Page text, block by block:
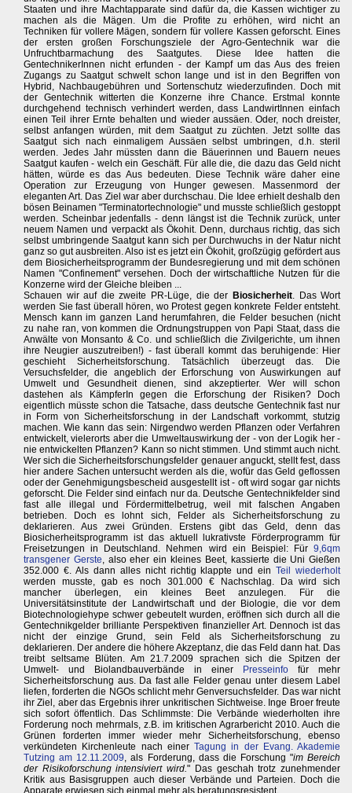
Staaten und ihre Machtapparate sind dafür da, die Kassen wichtiger zu
machen als die Mägen. Um die Profite zu erhöhen, wird nicht an
Techniken für vollere Mägen, sondern für vollere Kassen geforscht. Eines
der ersten großen Forschungsziele der Agro-Gentechnik war die
Unfruchtbarmachung des Saatgutes. Diese Idee hatten die
GentechnikerInnen nicht erfunden - der Kampf um das Aus des freien
Zugangs zu Saatgut schwelt schon lange und ist in den Begriffen von
Hybrid, Nachbaugebühren und Sortenschutz wiederzufinden. Doch mit
der Gentechnik witterten die Konzerne ihre Chance. Erstmal konnte
durchgehend technisch verhindert werden, dass LandwirtInnen einfach
einen Teil ihrer Ernte behalten und wieder aussäen. Oder, noch dreister,
selbst anfangen würden, mit dem Saatgut zu züchten. Jetzt sollte das
Saatgut sich nach einmaligem Aussäen selbst umbringen, d.h. steril
werden. Jedes Jahr müssten dann die Bäuerinnen und Bauern neues
Saatgut kaufen - welch ein Geschäft. Für alle die, die dazu das Geld nicht
hätten, würde es das Aus bedeuten. Diese Technik wäre daher eine
Operation zur Erzeugung von Hunger gewesen. Massenmord der
eleganten Art. Das Ziel war aber durchschau. Die Idee erhielt deshalb den
bösen Beinamen "Terminatortechnologie" und musste schließlich gestoppt
werden. Scheinbar jedenfalls - denn längst ist die Technik zurück, unter
neuem Namen und verpackt als Ökohit. Denn, durchaus richtig, das sich
selbst umbringende Saatgut kann sich per Durchwuchs in der Natur nicht
ganz so gut ausbreiten. Also ist es jetzt ein Ökohit, großzügig gefördert aus
dem Biosicherheitsprogramm der Bundesregierung und mit dem schönen
Namen "Confinement" versehen. Doch der wirtschaftliche Nutzen für die
Konzerne wird der Gleiche bleiben ...
Schauen wir auf die zweite PR-Lüge, die der Biosicherheit. Das Wort
werden Sie fast überall hören, wo Protest gegen konkrete Felder entsteht.
Mensch kann im ganzen Land herumfahren, die Felder besuchen (nicht
zu nahe ran, von kommen die Ordnungstruppen von Papi Staat, dass die
Anwälte von Monsanto & Co. und schließlich die Zivilgerichte, um ihnen
ihre Neugier auszutreiben!) - fast überall kommt das beruhigende: Hier
geschieht Sicherheitsforschung. Tatsächlich überzeugt das. Die
Versuchsfelder, die angeblich der Erforschung von Auswirkungen auf
Umwelt und Gesundheit dienen, sind akzeptierter. Wer will schon
dastehen als KämpferIn gegen die Erforschung der Risiken? Doch
eigentlich müsste schon die Tatsache, dass deutsche Gentechnik fast nur
in Form von Sicherheitsforschung in der Landschaft vorkommt, stutzig
machen. Wie kann das sein: Nirgendwo werden Pflanzen oder Verfahren
entwickelt, vielerorts aber die Umweltauswirkung der - von der Logik her -
nie entwickelten Pflanzen? Kann so nicht stimmen. Und stimmt auch nicht.
Wer sich die Sicherheitsforschungsfelder genauer anguckt, stellt fest, dass
hier andere Sachen untersucht werden als die, wofür das Geld geflossen
oder der Genehmigungsbescheid ausgestellt ist - oft wird sogar gar nichts
geforscht. Die Felder sind einfach nur da. Deutsche Gentechnikfelder sind
fast alle illegal und Fördermittelbetrug, weil mit falschen Angaben
betrieben. Doch es lohnt sich, Felder als Sicherheitsforschung zu
deklarieren. Aus zwei Gründen. Erstens gibt das Geld, denn das
Biosicherheitsprogramm ist das aktuell lukrativste Förderprogramm für
Freisetzungen in Deutschland. Nehmen wird ein Beispiel: Für9,6qm
transgener Gerste, also eher ein kleines Beet, kassierte die Uni Gießen
352.000 €. Als dann alles nicht richtig klappte und einTeil wiederholt
werden musste, gab es noch 301.000 € Nachschlag. Da wird sich
mancher überlegen, ein kleines Beet anzulegen. Für die
Universitätsinstitute der Landwirtschaft und der Biologie, die vor dem
Biotechnologiehype schwer gebeutelt wurden, eröffnen sich durch all die
Gentechnikgelder brilliante Perspektiven finanzieller Art. Dennoch ist das
nicht der einzige Grund, sein Feld als Sicherheitsforschung zu
deklarieren. Der andere die höhere Akzeptanz, die das Feld dann hat. Das
treibt seltsame Blüten. Am 21.7.2009 sprachen sich die Spitzen der
Umwelt- und Biolandbauverbände in einer
Presseinfo für mehr
Sicherheitsforschung aus. Da fast alle Felder genau unter diesem Label
liefen, forderten die NGOs schlicht mehr Genversuchsfelder. Das war nicht
ihr Ziel, aber das Ergebnis ihrer unkritischen Sichtweise. Inge Broer freute
sich sofort öffentlich. Das Schlimmste: Die Verbände wiederholten ihre
Forderung noch mehrmals, z.B. im kritischen Agrarbericht 2010. Auch die
Grünen forderten immer wieder mehr Sicherheitsforschung, ebenso
verkündeten Kirchenleute nach einerTagung in der Evang. Akademie
Tutzing am 12.11.2009, als Forderung, dass die Forschung "im Bereich
der Risikoforschung intensiviert wird." Das geschah trotz zunehmender
Kritik aus Basisgruppen auch dieser Verbände und Parteien. Doch die